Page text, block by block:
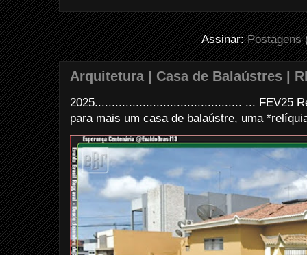
Assinar:Postagens
Arquitetura | Casa de Balaústres |
2025........................................... ... FEV25
para mais um casa de balaústre, uma